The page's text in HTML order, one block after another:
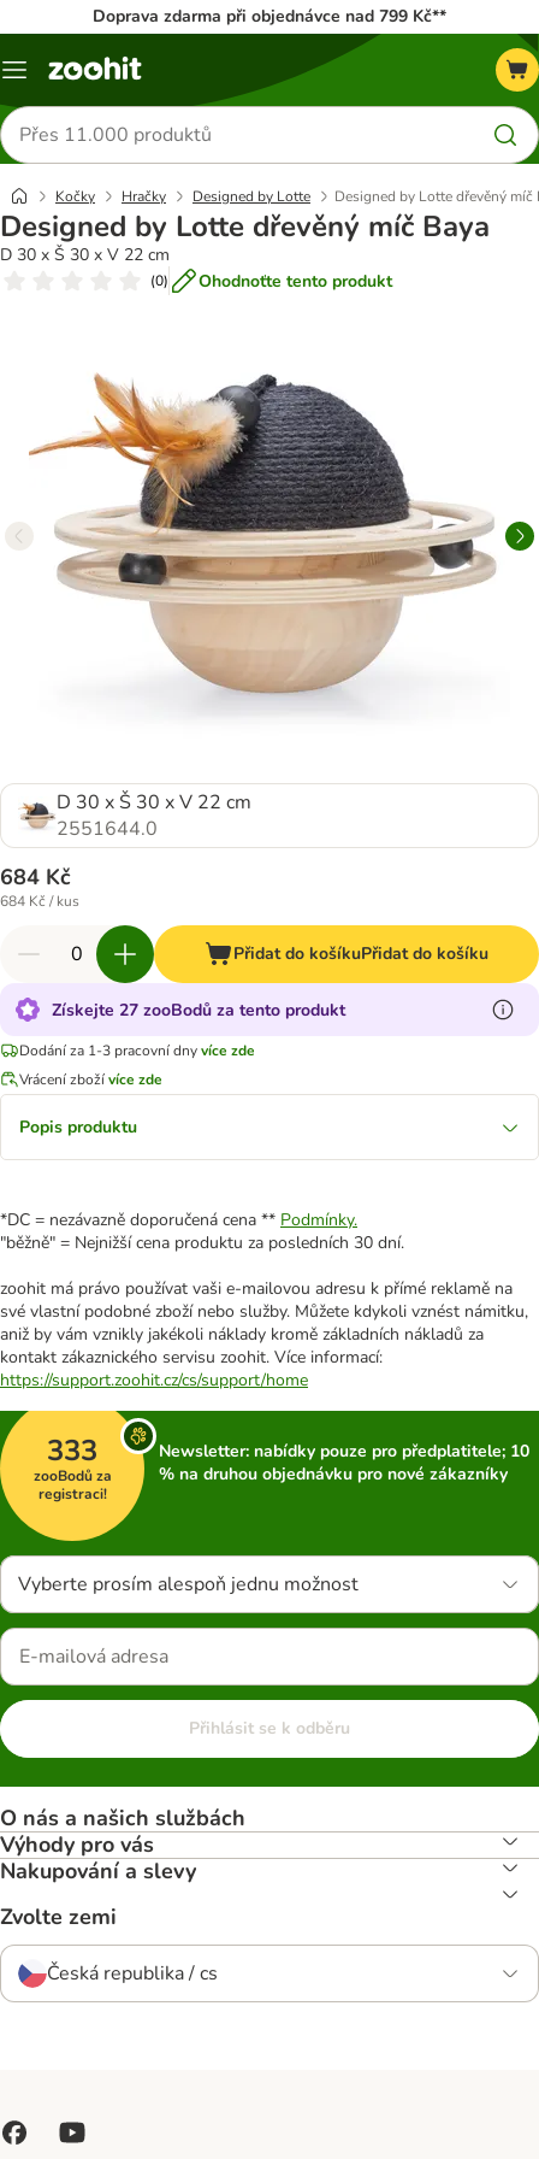
Doprava zdarma při objednávce nad 799 Kč**
Menu
Hledat
produkty
Kočky Hračky Designed by Lotte Designed by Lotte dřevěný míč
Designed by Lotte dřevěný míč Baya
D 30 x Š 30 x V 22 cm
(0) Ohodnoťte tento produkt
D 30 x Š 30 x V 22 cm
2551644.0
684 Kč
684 Kč / kus
Přidat do košíkuPřidat do košíku
Získejte 27 zooBodů za tento produkt
Dodání za 1-3 pracovní dnyvíce zde
Vrácení zbožívíce zde
Popis produktu
*DC = nezávazně doporučená cena ** Podmínky.
"běžně" = Nejnižší cena produktu za posledních 30 dní.
zoohit má právo používat vaši e-mailovou adresu k přímé reklamě na
své vlastní podobné zboží nebo služby. Můžete kdykoli vznést námitku,
aniž by vám vznikly jakékoli náklady kromě základních nákladů za
kontakt zákaznického servisu zoohit. Více informací:
https://support.zoohit.cz/cs/support/home
333
zooBodů za
registraci!
Newsletter: nabídky pouze pro předplatitele; 10
% na druhou objednávku pro nové zákazníky
Vyberte prosím alespoň jednu možnost
Přihlásit se k odběru
O nás a našich službách
Výhody pro vás
Nakupování a slevy
Zvolte zemi
Česká republika / cs